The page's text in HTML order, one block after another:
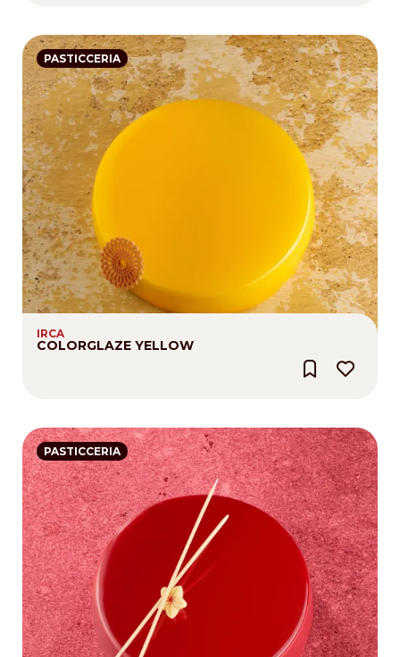
PASTICCERIA
IRCA
COLORGLAZE YELLOW
PASTICCERIA